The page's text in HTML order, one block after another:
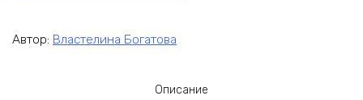
Автор: Властелина Богатова
Описание